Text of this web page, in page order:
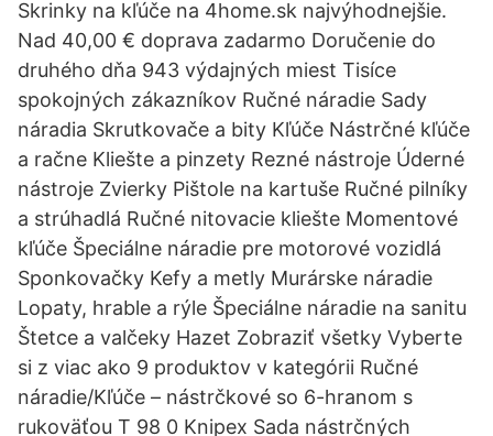
Skrinky na kľúče na 4home.sk najvýhodnejšie.
Nad 40,00 € doprava zadarmo Doručenie do
druhého dňa 943 výdajných miest Tisíce
spokojných zákazníkov Ručné náradie Sady
náradia Skrutkovače a bity Kľúče Nástrčné kľúče
a račne Kliešte a pinzety Rezné nástroje Úderné
nástroje Zvierky Pištole na kartuše Ručné pilníky
a strúhadlá Ručné nitovacie kliešte Momentové
kľúče Špeciálne náradie pre motorové vozidlá
Sponkovačky Kefy a metly Murárske náradie
Lopaty, hrable a rýle Špeciálne náradie na sanitu
Štetce a valčeky Hazet Zobraziť všetky Vyberte
si z viac ako 9 produktov v kategórii Ručné
náradie/Kľúče – nástrčkové so 6-hranom s
rukoväťou T 98 0 Knipex Sada nástrčných